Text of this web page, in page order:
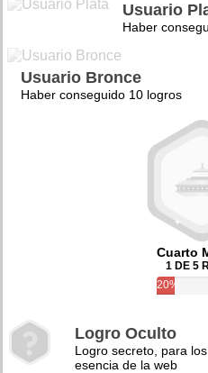
Usuario
Haber
Usuario Bronce
Haber conseguido 10 logros
Cuarto
1 DE 5
20%
Logro Oculto
Logro secreto, para
esencia de la web